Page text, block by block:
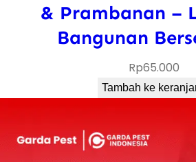
& Prambanan –
Bangunan
Rp65.000
Tambah ke